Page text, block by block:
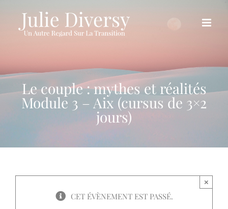
contenu
Le couple : mythes et réalités
Module 3 – Aix (cursus de 3×2
jours)
CET ÉVÈNEMENT EST PASSÉ.
×